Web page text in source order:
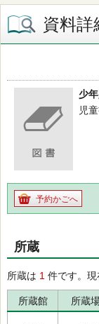
資料詳
少
児
予約かごへ
所蔵
所蔵は 1 件です。
所蔵館 所蔵